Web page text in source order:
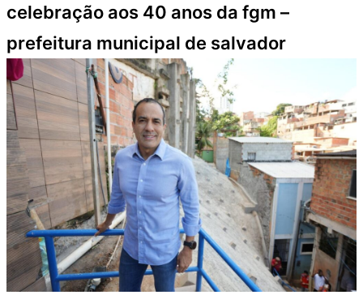
celebração aos 40 anos da fgm –
prefeitura municipal de salvador